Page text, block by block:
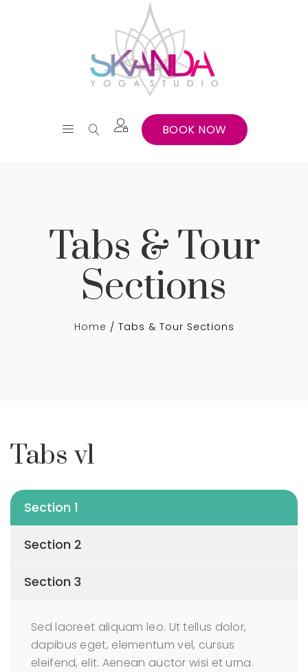
BOOK NOW
Tabs & Tour
Sections
Home Tabs & Tour Sections
Tabs v1
Section 1
Section 2
Section 3
Sed laoreet aliquam leo. Ut tellus dolor,
dapibus eget, elementum vel, cursus
eleifend, elit. Aenean auctor wisi et urna.